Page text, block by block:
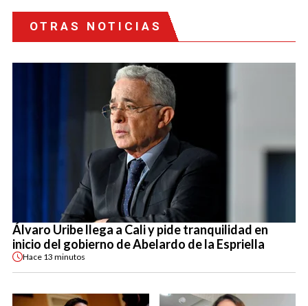
OTRAS NOTICIAS
Álvaro Uribe llega a Cali y pide tranquilidad en
inicio del gobierno de Abelardo de la Espriella
Hace 13 minutos